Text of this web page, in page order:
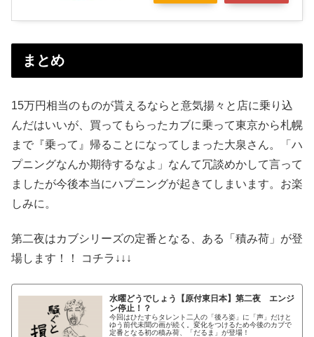
まとめ
15万円相当のものが貰えるならと意気揚々と店に乗り込
んだはいいが、買ってもらったカブに乗って東京から札幌
まで『乗って』帰ることになってしまった大泉さん。「ハ
プニングなんか期待するなよ」なんて冗談めかして言って
ましたが今後本当にハプニングが起きてしまいます。お楽
しみに。
第二夜はカブシリーズの定番となる、ある「積み荷」が登
場します！！ コチラ↓↓↓
水曜どうでしょう【原付東日本】第二夜 エンジ
ン停止！？
今回はひたすらタレント二人の「後ろ姿」に「声」だけと
ゆう前代未聞の画が続く。変化をつけるため今後のカブで
定番となる初の積み荷、「だるま」が登場！